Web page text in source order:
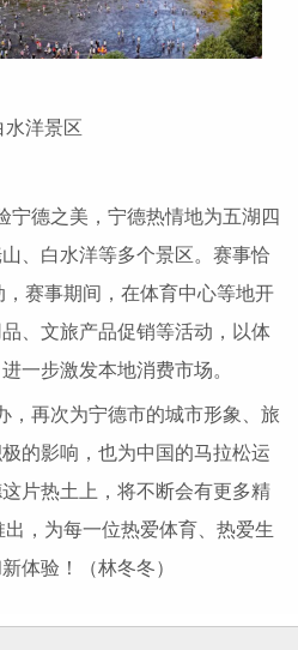
水洋景区
宁德之美，宁德热情地为五湖四
、白水洋等多个景区。赛事恰
，赛事期间，在体育中心等地开
、文旅产品促销等活动，以体
一步激发本地消费市场。
，再次为宁德市的城市形象、旅
的影响，也为中国的马拉松运
片热土上，将不断会有更多精
出，为每一位热爱体育、热爱生
体验！（林冬冬）